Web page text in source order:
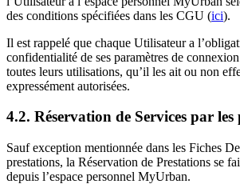
des conditions spécifiées dans les CGU (ici).
Il est rappelé que chaque Utilisateur a
confidentialité de ses paramètres de
toutes leurs utilisations, qu’il les ait ou non
expressément autorisées.
4.2. Réservation de Services par
Sauf exception mentionnée dans les Fiches
prestations, la Réservation de Prestations se
depuis l’espace personnel MyUrban.